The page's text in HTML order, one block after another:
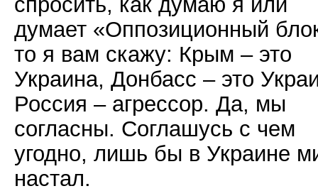
думает «Оппозиционный
то я вам скажу: Крым – это
Украина, Донбасс – это
Россия – агрессор. Да, мы
согласны. Соглашусь с чем
угодно, лишь бы в Украине
настал.